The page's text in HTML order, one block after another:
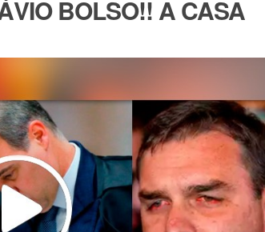
BOLSO!! A CASA